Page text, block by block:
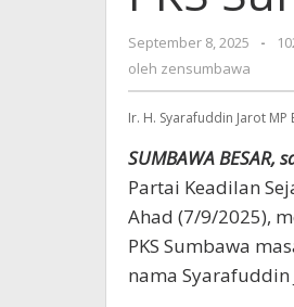
September 8, 2025
oleh
-
oleh zensumbawa
Ir. H. Syarafuddin Jarot
SUMBAWA BESAR,
Partai Keadilan
Ahad (7/9/2025),
PKS Sumbawa
nama Syarafuddin